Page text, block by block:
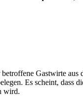
Gastwirte
Es scheint,
wird.